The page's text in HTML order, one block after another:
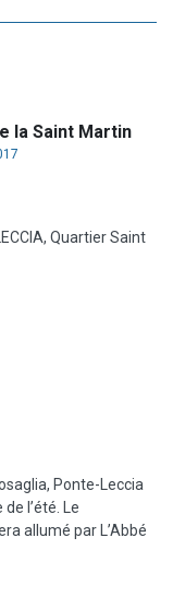
la Saint Martin
Quartier Saint
Ponte-Leccia
l’été. Le
allumé par L’Abbé